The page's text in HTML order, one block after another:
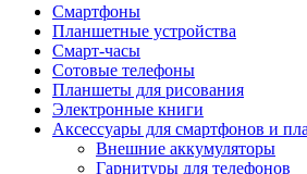
Калькуляторы
Мебель
Стулья и кресла
Столы
Мебельные
Вешалки
Смартфоны
Планшетные устройства
Смарт-часы
Сотовые телефоны
Планшеты для рисования
Электронные книги
Аксессуары для смартфонов и
Внешние аккумуляторы
Гарнитуры для телефонов